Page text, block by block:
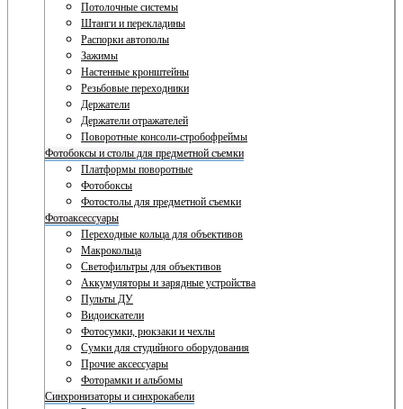
Потолочные системы
Штанги и перекладины
Распорки автополы
Зажимы
Настенные кронштейны
Резьбовые переходники
Держатели
Держатели отражателей
Поворотные консоли-стробофреймы
Фотобоксы и столы для предметной съемки
Платформы поворотные
Фотобоксы
Фотостолы для предметной съемки
Фотоаксессуары
Переходные кольца для объективов
Макрокольца
Светофильтры для объективов
Аккумуляторы и зарядные устройства
Пульты ДУ
Видоискатели
Фотосумки, рюкзаки и чехлы
Сумки для студийного оборудования
Прочие аксессуары
Фоторамки и альбомы
Синхронизаторы и синхрокабели